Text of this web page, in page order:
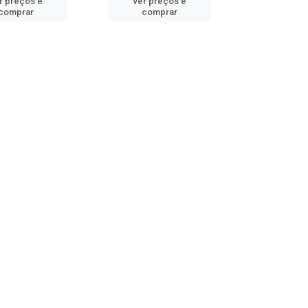
comprar